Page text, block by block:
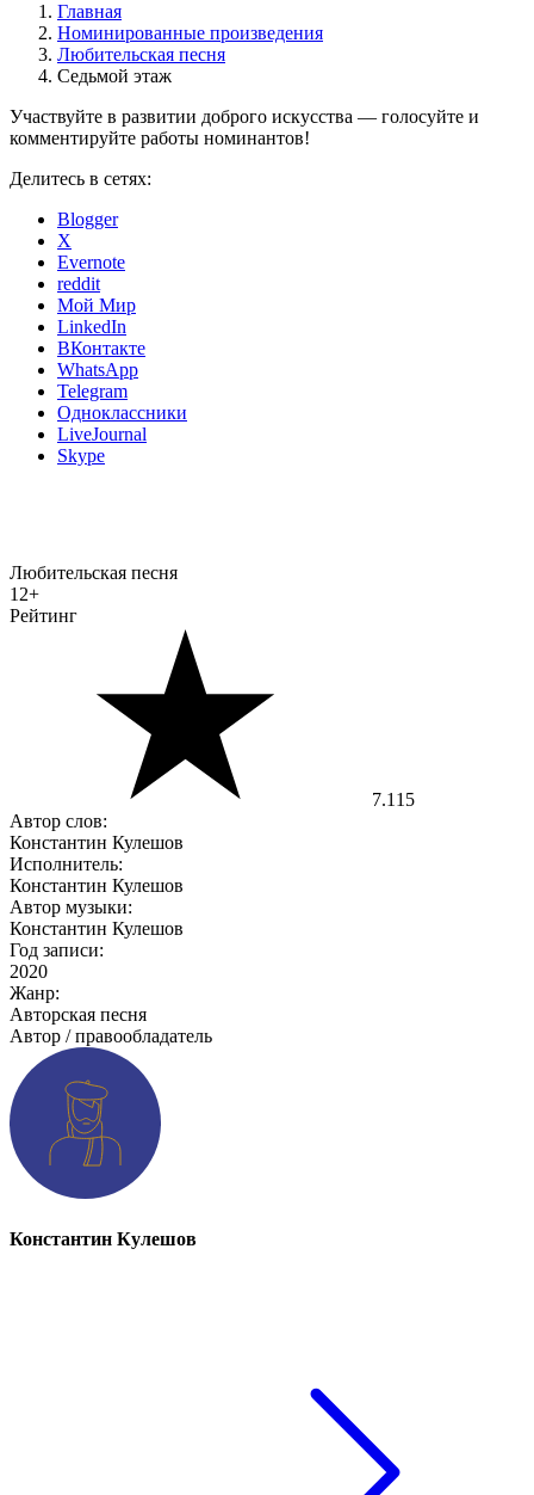
Главная
Номинированные произведения
Любительская песня
Седьмой этаж
Участвуйте в развитии доброго искусства — голосуйте и
комментируйте работы номинантов!
Делитесь в сетях:
Blogger
X
Evernote
reddit
Мой Мир
LinkedIn
ВКонтакте
WhatsApp
Telegram
Одноклассники
LiveJournal
Skype
Любительская песня
12+
Рейтинг
7.115
Автор слов:
Константин Кулешов
Исполнитель:
Константин Кулешов
Автор музыки:
Константин Кулешов
Год записи:
2020
Жанр:
Авторская песня
Автор / правообладатель
Константин Кулешов